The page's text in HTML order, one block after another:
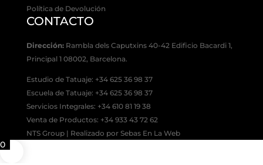
Política de Devolución
CONTACTO
Dirección:Rambla dels Caputxins 40-42 Edificio Bacardi 1,
Principal 1 08002, Barcelona.
Estudio de Tatuaje: +34 625 36 98 37
Escuela de Tatuaje: +34 625 36 98 37
Servicios Integrales: +34 610 81 19 38
Venta de Productos: +34 933 43 72 62
NTS Group | Realizado por Sebas En La Web
0